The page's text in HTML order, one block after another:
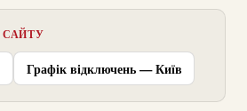
САЙТУ
Графік відключень — Київ